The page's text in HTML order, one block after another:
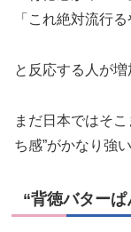
「これ絶対流行る
と反応する人が増
まだ日本ではそ
ち感”がかなり強
“背徳バター